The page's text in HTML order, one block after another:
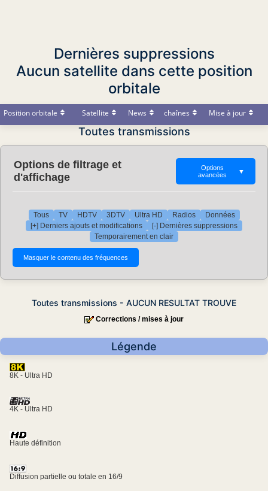
Dernières suppressions
Aucun satellite dans cette position
orbitale
Position orbitale Satellite News chaînes Mise à jour
Toutes transmissions
Options de filtrage et
d'affichage
Options
avancées
▼
Tous TV HDTV 3DTV Ultra HD Radios
Données
[+] Derniers ajouts et modifications
[-] Dernières suppressions
Temporairement en clair
Toutes transmissions - AUCUN RESULTAT TROUVE
Corrections / mises à jour
Légende
8K - Ultra HD
4K - Ultra HD
Haute définition
Diffusion partielle ou totale en 16/9